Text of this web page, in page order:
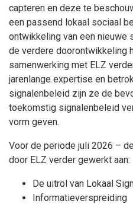
capteren en deze te
een passend lokaal sociaal
ontwikkeling van een nieuwe
de verdere doorontwikkeling
samenwerking met ELZ
jarenlange expertise en
signalenbeleid zijn ze de
toekomstig signalenbeleid
vorm geven.
Voor de periode juli 2026 –
door ELZ verder gewerkt aan:
De uitrol van Lokaal
Informatieverspreiding